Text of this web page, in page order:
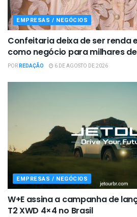
EMPRESAS / NEGÓCIOS
Confeitaria deixa de ser renda
como negócio para milhares
PORREDAÇÃO 6 DE AGOSTO DE 2026
EMPRESAS / NEGÓCIOS
W+E assina a campanha de
T2 XWD 4×4 no Brasil